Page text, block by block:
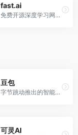
fast.ai
免费开源深度学习网站，专注于实用AI教学。面向开发者，提供免费深度学习课程、实战项目、代码库等资源，学习门槛低。
豆包
字节跳动推出的智能对话助手平台，提供文本创作、知识问答、英语学习等多种AI服务。面向普通用户和内容创作者，支持多轮对话和文件解析，免费使用，响应速度快，中文理解能力强。
可灵AI